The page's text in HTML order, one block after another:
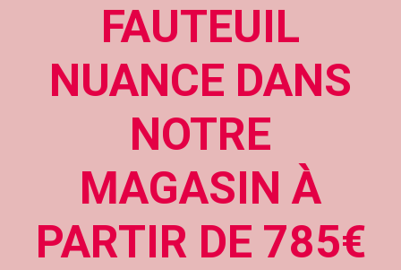
FAUTEUIL
NUANCE DANS
NOTRE
MAGASIN À
PARTIR DE 785€